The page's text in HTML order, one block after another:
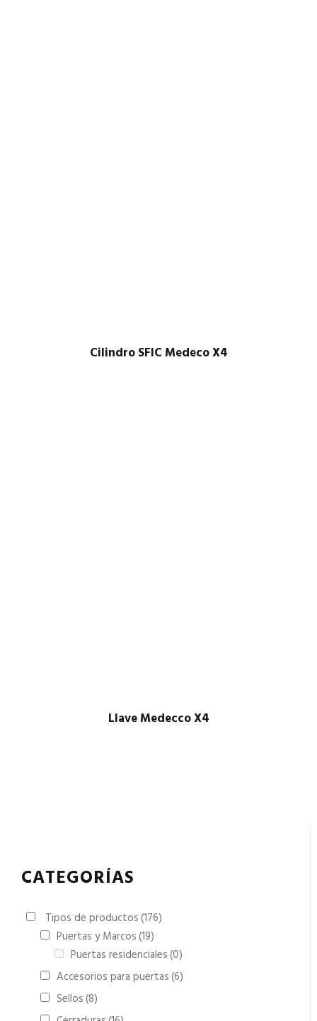
Cilindro SFIC Medeco X4
Llave Medecco X4
CATEGORÍAS
Tipos de productos(176)
Puertas y Marcos(19)
Puertas residenciales(0)
Accesorios para puertas(6)
Sellos(8)